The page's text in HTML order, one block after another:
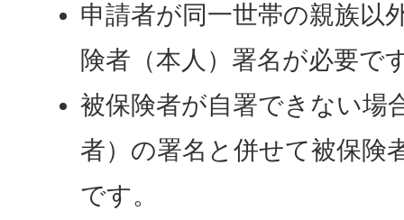
申請者が同一世帯の親族以
険者（本人）署名が必要で
被保険者が自署できない場
者）の署名と併せて被保険
です。